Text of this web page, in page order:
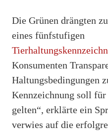
Die Grünen drängten
eines fünfstufigen
Konsumenten
Haltungsbedingungen
Kennzeichnung soll
gelten“, erklärte ein
verwies auf die